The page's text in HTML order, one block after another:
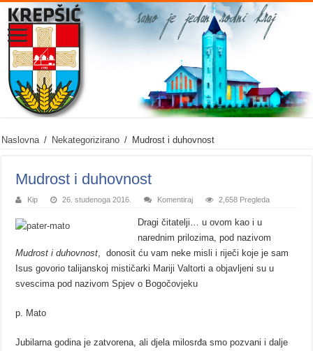
Naslovna / Nekategorizirano / Mudrost i duhovnost
Mudrost i duhovnost
Kip 26. studenoga 2016. Komentiraj 2,658 Pregleda
Dragi čitatelji… u ovom kao i u
narednim prilozima, pod nazivom
Mudrost i duhovnost, donosit ću vam neke misli i riječi koje je sam
Isus govorio talijanskoj mističarki Mariji Valtorti a objavljeni su u
svescima pod nazivom Spjev o Bogočovjeku
p. Mato
Jubilarna godina je zatvorena, ali djela milosrđa smo pozvani i dalje